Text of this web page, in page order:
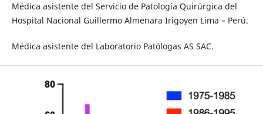
Médica asistente del Servicio de Patología Quirúrgica del
Hospital Nacional Guillermo Almenara Irigoyen Lima – Perú.
Médica asistente del Laboratorio Patólogas AS SAC.